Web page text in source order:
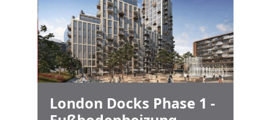
London Docks Phase 1 -